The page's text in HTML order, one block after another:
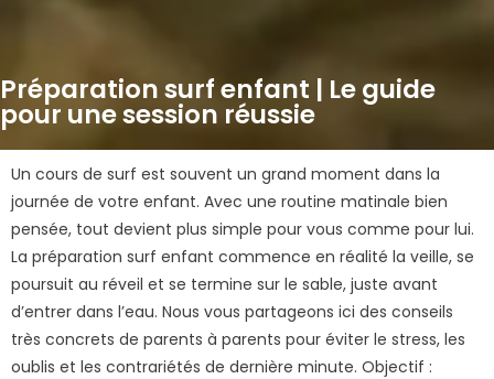
Préparation surf enfant | Le guide
pour une session réussie
Un cours de surf est souvent un grand moment dans la
journée de votre enfant. Avec une routine matinale bien
pensée, tout devient plus simple pour vous comme pour lui.
La préparation surf enfant commence en réalité la veille, se
poursuit au réveil et se termine sur le sable, juste avant
d’entrer dans l’eau. Nous vous partageons ici des conseils
très concrets de parents à parents pour éviter le stress, les
oublis et les contrariétés de dernière minute. Objectif :